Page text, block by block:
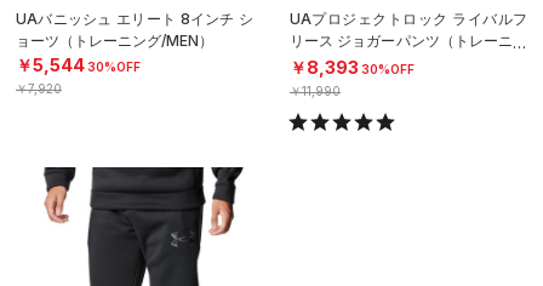
UAバニッシュ エリート 8インチ シ
ョーツ（トレーニング/MEN）
￥5,54430%OFF
￥7,920
UAプロジェクトロック ライバルフ
リース ジョガーパンツ（トレーニン
グ/MEN）
￥8,393 30%OFF
￥11,990